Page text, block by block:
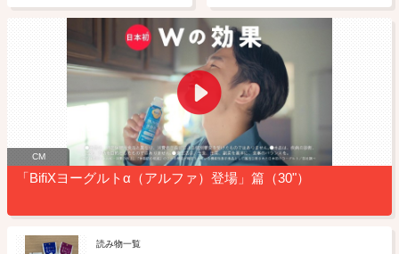
CM
「BifiXヨーグルトα（アルファ）登場」篇（30"）
読み物一覧